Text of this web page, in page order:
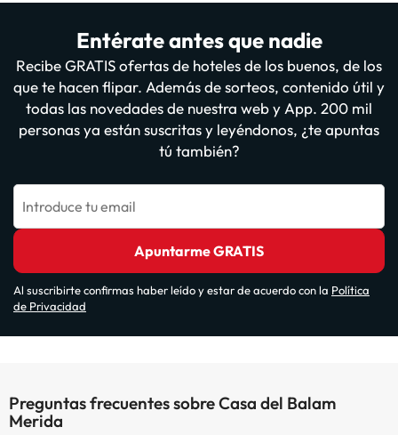
Entérate antes que nadie
Recibe GRATIS ofertas de hoteles de los buenos, de los
que te hacen flipar. Además de sorteos, contenido útil y
todas las novedades de nuestra web y App. 200 mil
personas ya están suscritas y leyéndonos, ¿te apuntas
tú también?
Introduce tu email
Apuntarme GRATIS
Al suscribirte confirmas haber leído y estar de acuerdo con la Política
de Privacidad
Preguntas frecuentes sobre Casa del Balam
Merida